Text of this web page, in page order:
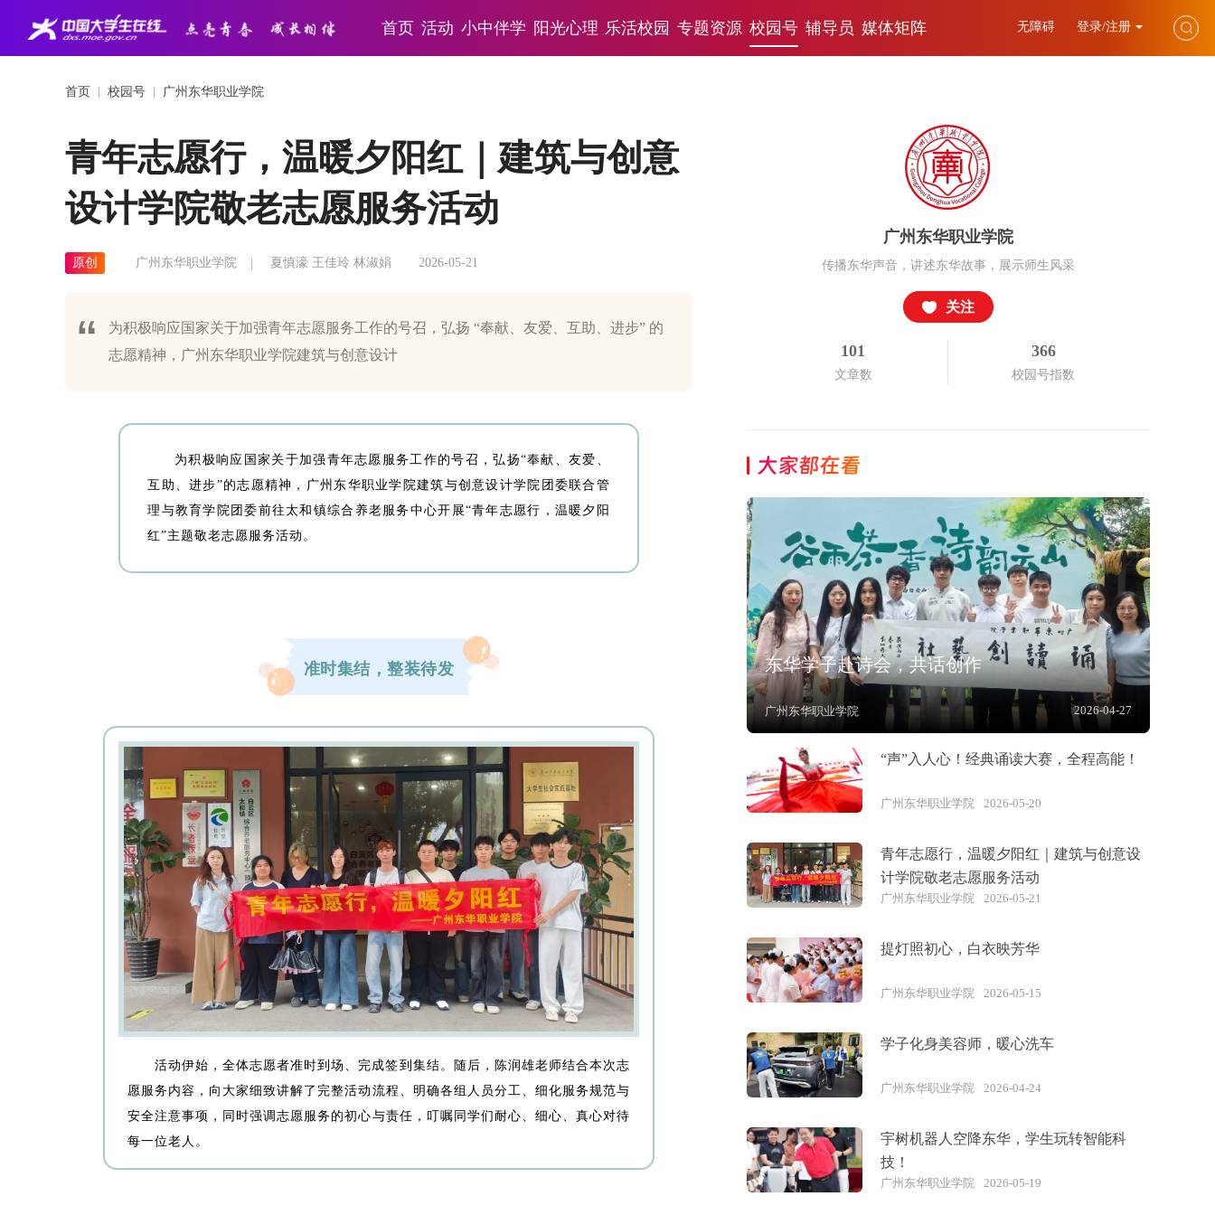
首页 活动 小中伴学 阳光心理 乐活校园 专题资源 校园号 辅导员 媒体矩阵 无障碍 登录/注册
首页 校园号 广州东华职业学院
青年志愿行，温暖夕阳红｜建筑与创意
设计学院敬老志愿服务活动
原创 广州东华职业学院 夏慎濠 王佳玲 林淑娟 2026-05-21
为积极响应国家关于加强青年志愿服务工作的号召，弘扬 “奉献、友爱、互助、进步” 的
志愿精神，广州东华职业学院建筑与创意设计
为积极响应国家关于加强青年志愿服务工作的号召，弘扬“奉献、友爱、
互助、进步”的志愿精神，广州东华职业学院建筑与创意设计学院团委联合管
理与教育学院团委前往太和镇综合养老服务中心开展“青年志愿行，温暖夕阳
红”主题敬老志愿服务活动。
准时集结，整装待发
活动伊始，全体志愿者准时到场、完成签到集结。随后，陈润雄老师结合本次志
愿服务内容，向大家细致讲解了完整活动流程、明确各组人员分工、细化服务规范与
安全注意事项，同时强调志愿服务的初心与责任，叮嘱同学们耐心、细心、真心对待
每一位老人。
广州东华职业学院
传播东华声音，讲述东华故事，展示师生风采
关注
101
文章数
366
校园号指数
大家都在看
东华学子赴诗会，共话创作
广州东华职业学院 2026-04-27
“声”入人心！经典诵读大赛，全程高能！
广州东华职业学院 2026-05-20
青年志愿行，温暖夕阳红｜建筑与创意设
计学院敬老志愿服务活动
广州东华职业学院 2026-05-21
提灯照初心，白衣映芳华
广州东华职业学院 2026-05-15
学子化身美容师，暖心洗车
广州东华职业学院 2026-04-24
宇树机器人空降东华，学生玩转智能科
技！
广州东华职业学院 2026-05-19